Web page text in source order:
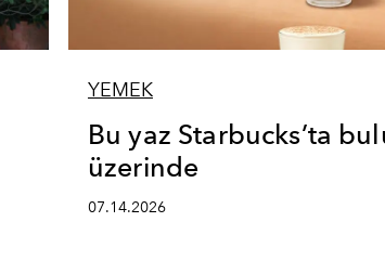
YEMEK
Bu yaz Starbucks’ta
üzerinde
07.14.2026